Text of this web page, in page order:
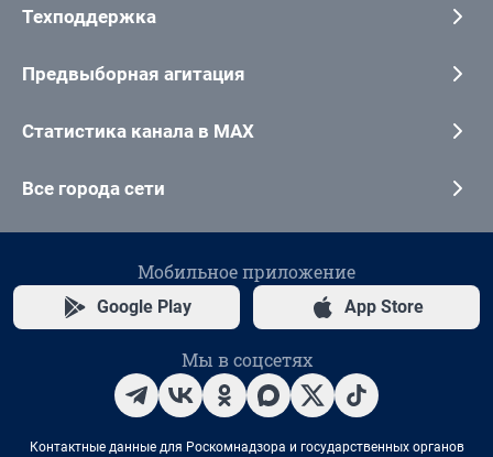
Техподдержка
Предвыборная агитация
Статистика канала в MAX
Все города сети
Мобильное приложение
Google Play App Store
Мы в соцсетях
Контактные данные для Роскомнадзора и государственных органов